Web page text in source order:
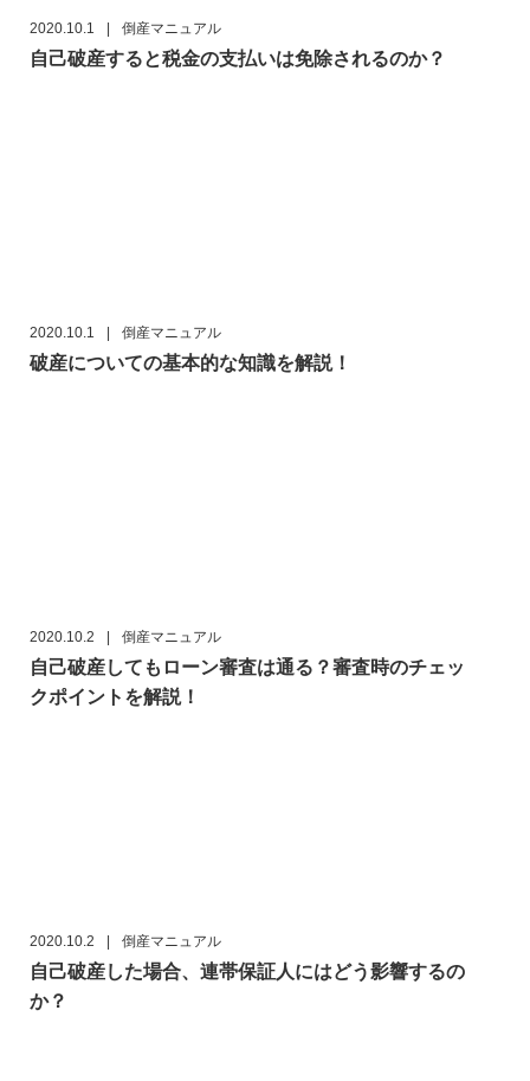
2020.10.1 倒産マニュアル
自己破産すると税金の支払いは免除されるのか？
2020.10.1 倒産マニュアル
破産についての基本的な知識を解説！
2020.10.2 倒産マニュアル
自己破産してもローン審査は通る？審査時のチェッ
クポイントを解説！
2020.10.2 倒産マニュアル
自己破産した場合、連帯保証人にはどう影響するの
か？